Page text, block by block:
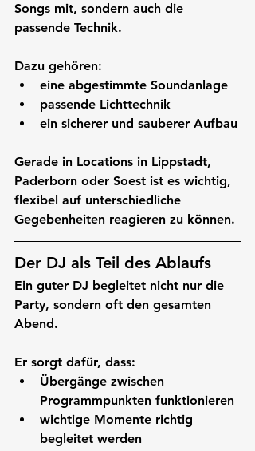
Songs mit, sondern auch die
passende Technik.
Dazu gehören:
eine abgestimmte Soundanlage
passende Lichttechnik
ein sicherer und sauberer Aufbau
Gerade in Locations in Lippstadt,
Paderborn oder Soest ist es wichtig,
flexibel auf unterschiedliche
Gegebenheiten reagieren zu können.
Der DJ als Teil des Ablaufs
Ein guter DJ begleitet nicht nur die
Party, sondern oft den gesamten
Abend.
Er sorgt dafür, dass:
Übergänge zwischen
Programmpunkten funktionieren
wichtige Momente richtig
begleitet werden